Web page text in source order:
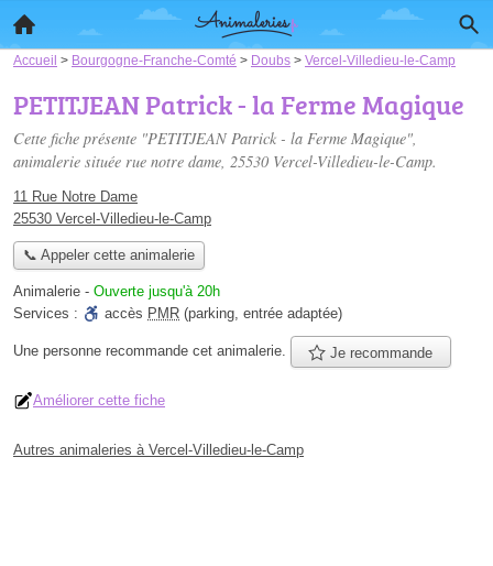
Accueil > Bourgogne-Franche-Comté > Doubs > Vercel-Villedieu-le-Camp
PETITJEAN Patrick - la Ferme Magique
Cette fiche présente "PETITJEAN Patrick - la Ferme Magique",
animalerie située rue notre dame, 25530 Vercel-Villedieu-le-Camp.
11 Rue Notre Dame
25530 Vercel-Villedieu-le-Camp
📞 Appeler cette animalerie
Animalerie - Ouverte jusqu'à 20h
Services :
accès PMR (parking, entrée adaptée)
Une personne recommande cet animalerie. Je recommande
Améliorer cette fiche
Autres animaleries à Vercel-Villedieu-le-Camp